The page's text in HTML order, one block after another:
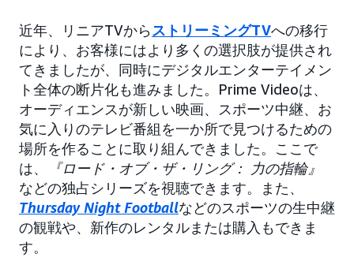
近年、リニアTVから ストリーミングTVへの移行
により、お客様にはより多くの選択肢が提供され
てきましたが、同時にデジタルエンターテイメン
ト全体の断片化も進みました。Prime Videoは、
オーディエンスが新しい映画、スポーツ中継、お
気に入りのテレビ番組を一か所で見つけるための
場所を作ることに取り組んできました。ここで
は、
『ロード・オブ・ザ・リング： 力の指輪』
などの独占シリーズを視聴できます。また、
Thursday Night Footballなどのスポーツの生中継
の観戦や、新作のレンタルまたは購入もできま
す。